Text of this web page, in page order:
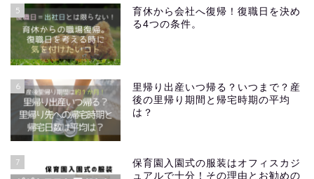
5
育休から会社へ復帰！復職日を決め
る4つの条件。
6
里帰り出産いつ帰る？いつまで？産
後の里帰り期間と帰宅時期の平均
は？
7
保育園入園式の服装はオフィスカジ
ュアルで十分！その理由とお勧めの